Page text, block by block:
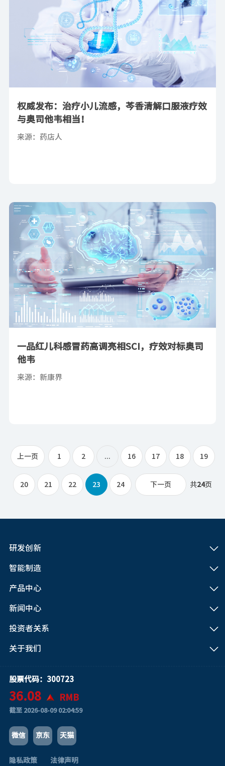
权威发布：治疗小儿流感，芩香清解口服液疗效
与奥司他韦相当！
来源：药店人
​一品红儿科感冒药高调亮相SCI，疗效对标奥司
他韦
来源：新康界
上一页 1 2 ... 16 17 18 19
20 21 22 23 24 下一页 共24页
研发创新
智能制造
产品中心
新闻中心
投资者关系
关于我们
股票代码：300723
36.08 RMB
截至 2026-08-09 02:04:59
微信 京东 天猫
隐私政策 法律声明